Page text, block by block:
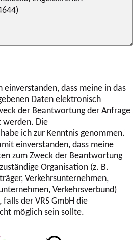
dass meine in das
Daten elektronisch
der Beantwortung der Anfrage
werden. Die
habe ich zur Kenntnis genommen.
einverstanden, dass meine
zum Zweck der Beantwortung
Organisation (z. B.
Verkehrsunternehmen,
Verkehrsverbund)
der VRS GmbH die
möglich sein sollte.